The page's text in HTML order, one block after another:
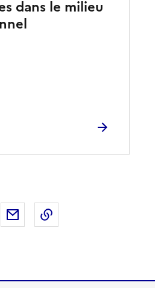
dans le milieu
X sur LinkedIn
Partager par email